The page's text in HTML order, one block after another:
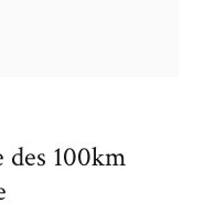
100km